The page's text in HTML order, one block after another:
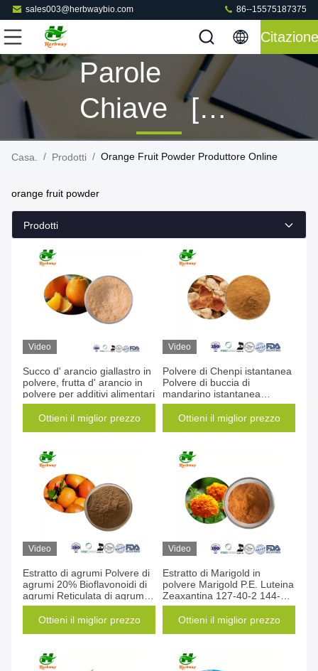
sales003@herbwaybio.com 86--15575187375
Citazione
Parole
Chiave [
Orange Fruit
Partita 9
Casa. / Prodotti / Orange Fruit Powder Produttore Online
orange fruit powder
Prodotti
Video
Succo d' arancio giallastro in
polvere, frutta d' arancio in
polvere per additivi alimentari
Ottieni il miglior prezzo
Video
Polvere di Chenpi istantanea
Polvere di buccia di
mandarino istantanea
essiccata Polvere di buccia di
arancione essiccata
Ottieni il miglior prezzo
Video
Estratto di agrumi Polvere di
agrumi 20% Bioflavonoidi di
agrumi Reticulata di agrumi
Polvere bianca Estratto di
arancione Polvere
Ottieni il miglior prezzo
Video
Estratto di Marigold in
polvere Marigold P.E. Luteina
Zeaxantina 127-40-2 144-68-
3
Ottieni il miglior prezzo